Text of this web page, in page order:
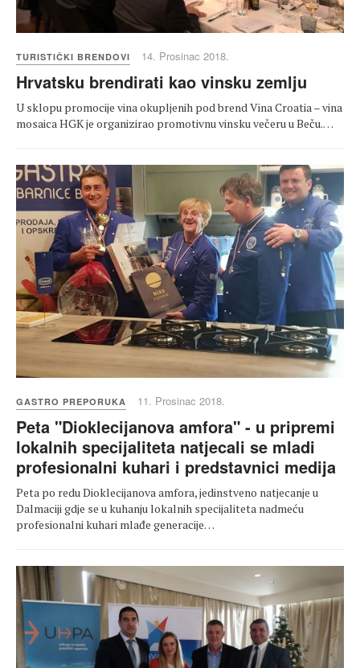
TURISTIČKI BRENDOVI 14. Prosinac 2018.
Hrvatsku brendirati kao vinsku zemlju
U sklopu promocije vina okupljenih pod brend Vina Croatia – vina
mosaica HGK je organizirao promotivnu vinsku večeru u Beču.…
GASTRO PREPORUKA 11. Prosinac 2018.
Peta "Dioklecijanova amfora" - u pripremi
lokalnih specijaliteta natjecali se mladi
profesionalni kuhari i predstavnici medija
Peta po redu Dioklecijanova amfora, jedinstveno natjecanje u
Dalmaciji gdje se u kuhanju lokalnih specijaliteta nadmeću
profesionalni kuhari mlađe generacije…